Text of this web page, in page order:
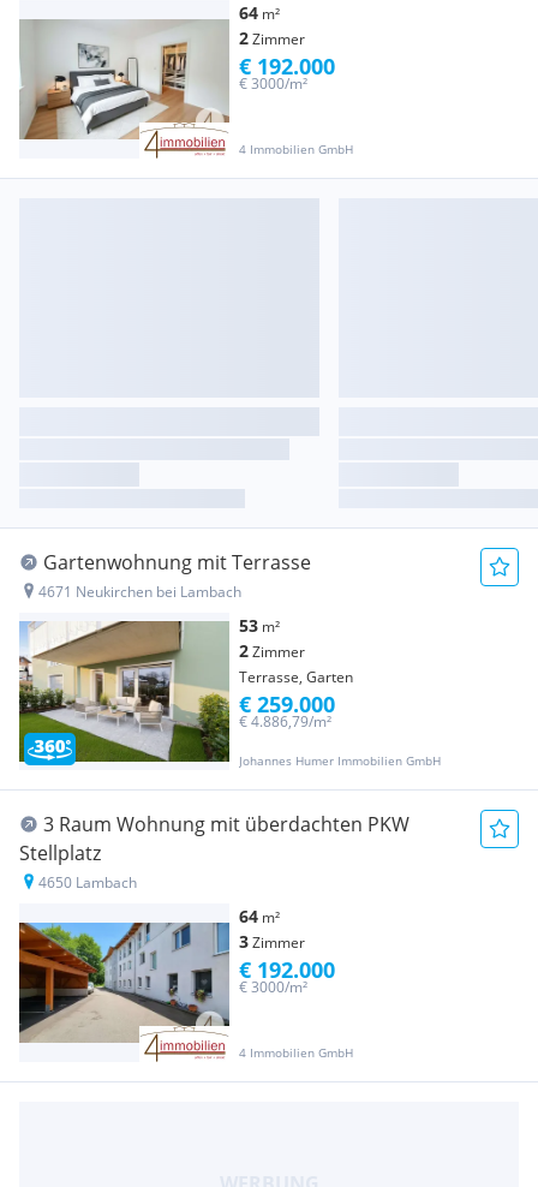
64 m²
2Zimmer
4 Immobilien GmbH
€ 3000/m²
€ 192.000
Gartenwohnung mit Terrasse
4671 Neukirchen bei Lambach
53 m²
2Zimmer
Terrasse, Garten
Johannes Humer Immobilien GmbH
€ 4.886,79/m²
€ 259.000
3 Raum Wohnung mit überdachten PKW
Stellplatz
4650 Lambach
64 m²
3Zimmer
4 Immobilien GmbH
€ 3000/m²
€ 192.000